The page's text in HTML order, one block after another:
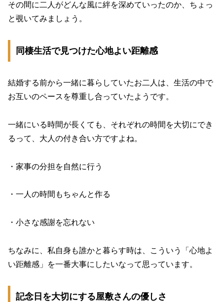
その間に二人がどんな風に絆を深めていったのか、ちょっ
と覗いてみましょう。
同棲生活で見つけた心地よい距離感
結婚する前から一緒に暮らしていたお二人は、生活の中で
お互いのペースを尊重し合っていたようです。
一緒にいる時間が長くても、それぞれの時間を大切にでき
るって、大人の付き合い方ですよね。
・家事の分担を自然に行う
・一人の時間もちゃんと作る
・小さな感謝を忘れない
ちなみに、私自身も誰かと暮らす時は、こういう「心地よ
い距離感」を一番大事にしたいなって思っています。
記念日を大切にする屋敷さんの優しさ